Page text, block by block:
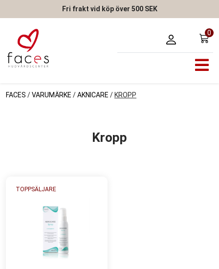
Fri frakt vid köp över 500 SEK
0
FACES /VARUMÄRKE /AKNICARE / KROPP
Kropp
TOPPSÄLJARE